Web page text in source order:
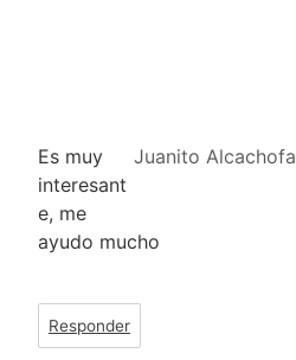
Juanito Alcachofa
Es muy
interesant
e, me
ayudo mucho
Responder